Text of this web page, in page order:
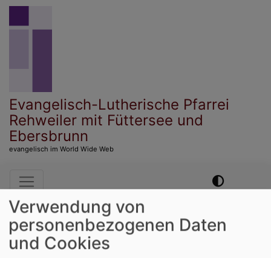
Direkt
Evangelisch-Lutherische Pfarrei
Rehweiler mit Füttersee und
Ebersbrunn
evangelisch im World Wide Web
Hauptnavigation
Startseite
Wiedergründung der Israelitischen
Kultusgemeinde München vor 80 Jahren
Verwendung von
personenbezogenen Daten
und Cookies